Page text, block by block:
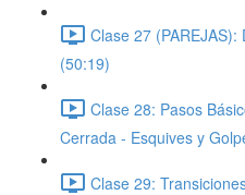
Clase 27
(50:19)
Clase 28: Pasos
Cerrada - Esquives y
Clase 29: